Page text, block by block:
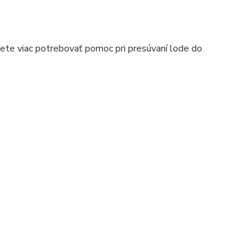
viac potrebovať pomoc pri presúvaní lode do